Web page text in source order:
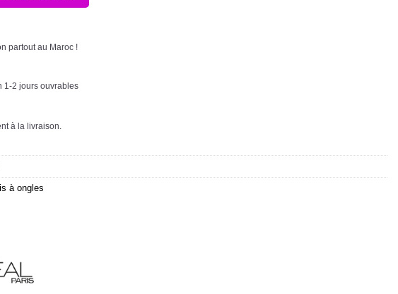
partout au Maroc !
1-2 jours ouvrables
à la livraison.
à ongles